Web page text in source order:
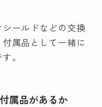
ールドなどの交換
属品として一緒に
。
属品があるか